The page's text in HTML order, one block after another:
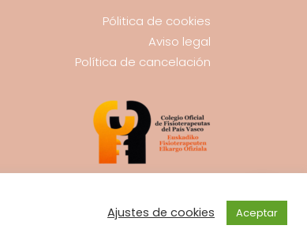
Pólitica de cookies
Aviso legal
Política de cancelación
Ajustes de cookies Aceptar